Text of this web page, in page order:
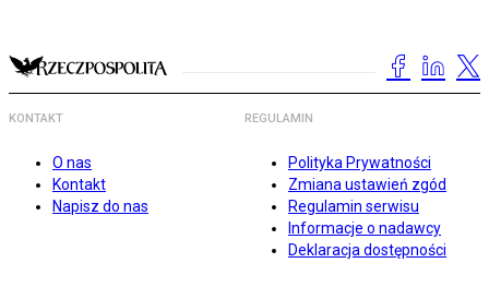
KONTAKT
O nas
Kontakt
Napisz do nas
REGULAMIN
Polityka Prywatności
Zmiana ustawień zgód
Regulamin serwisu
Informacje o nadawcy
Deklaracja dostępności